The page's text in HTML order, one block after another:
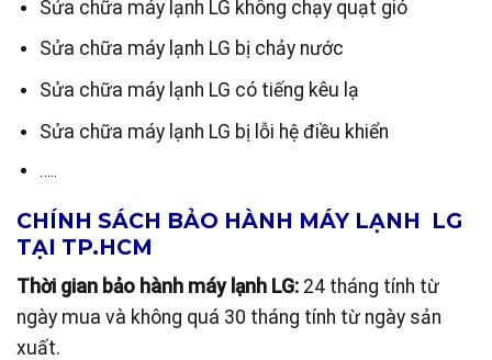
Sửa chữa máy lạnh LG không chạy quạt gió
Sửa chữa máy lạnh LG bị chảy nước
Sửa chữa máy lạnh LG có tiếng kêu lạ
Sửa chữa máy lạnh LG bị lỗi hệ điều khiển
…..
CHÍNH SÁCH BẢO HÀNH MÁY LẠNH LG
TẠI TP.HCM
Thời gian bảo hành máy lạnh LG: 24 tháng tính từ
ngày mua và không quá 30 tháng tính từ ngày sản
xuất.